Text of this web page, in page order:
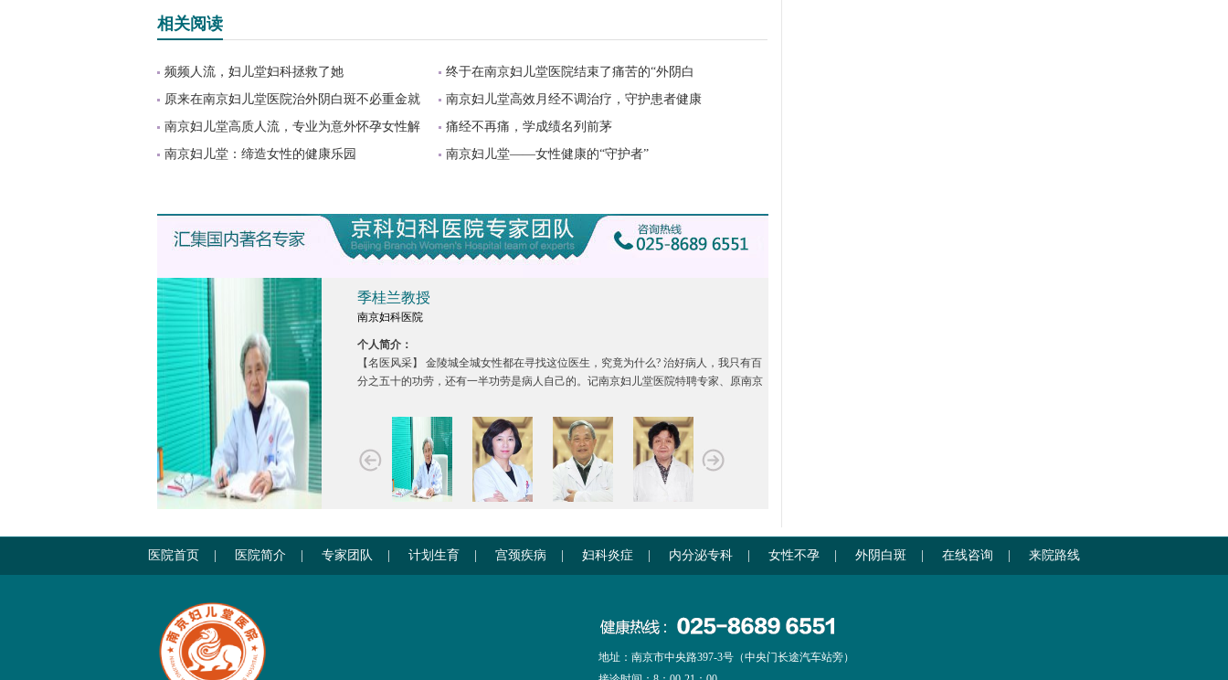
相关阅读
频频人流，妇儿堂妇科拯救了她
终于在南京妇儿堂医院结束了痛苦的“外阴白
原来在南京妇儿堂医院治外阴白斑不必重金就
南京妇儿堂高效月经不调治疗，守护患者健康
南京妇儿堂高质人流，专业为意外怀孕女性解
痛经不再痛，学成绩名列前茅
南京妇儿堂：缔造女性的健康乐园
南京妇儿堂——女性健康的“守护者”
季桂兰教授
南京妇科医院
个人简介：
【名医风采】 金陵城全城女性都在寻找这位医生，究竟为什么? 治好病人，我只有百
分之五十的功劳，还有一半功劳是病人自己的。记南京妇儿堂医院特聘专家、原南京
医院首页 医院简介 专家团队 计划生育 宫颈疾病 妇科炎症 内分泌专科 女性不孕 外阴白斑 在线咨询 来院路线
地址：南京市中央路397-3号（中央门长途汽车站旁）